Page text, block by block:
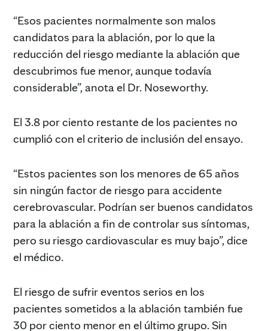
“Esos pacientes normalmente son malos
candidatos para la ablación, por lo que la
reducción del riesgo mediante la ablación que
descubrimos fue menor, aunque todavía
considerable”, anota el Dr. Noseworthy.
El 3.8 por ciento restante de los pacientes no
cumplió con el criterio de inclusión del ensayo.
“Estos pacientes son los menores de 65 años
sin ningún factor de riesgo para accidente
cerebrovascular. Podrían ser buenos candidatos
para la ablación a fin de controlar sus síntomas,
pero su riesgo cardiovascular es muy bajo”, dice
el médico.
El riesgo de sufrir eventos serios en los
pacientes sometidos a la ablación también fue
30 por ciento menor en el último grupo. Sin